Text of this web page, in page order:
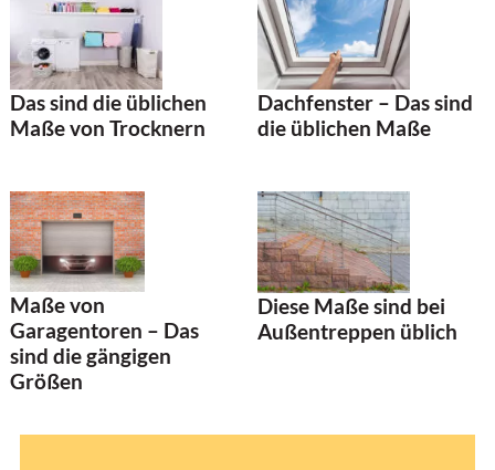
Das sind die üblichen
Maße von Trocknern
Dachfenster – Das sind
die üblichen Maße
Maße von
Garagentoren – Das
sind die gängigen
Größen
Diese Maße sind bei
Außentreppen üblich